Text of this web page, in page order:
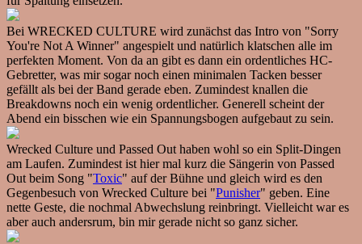
Bei WRECKED CULTURE wird zunächst das Intro von "Sorry
You're Not A Winner" angespielt und natürlich klatschen alle im
perfekten Moment. Von da an gibt es dann ein ordentliches HC-
Gebretter, was mir sogar noch einen minimalen Tacken besser
gefällt als bei der Band gerade eben. Zumindest knallen die
Breakdowns noch ein wenig ordentlicher. Generell scheint der
Abend ein bisschen wie ein Spannungsbogen aufgebaut zu sein.
Wrecked Culture und Passed Out haben wohl so ein Split-Dingen
am Laufen. Zumindest ist hier mal kurz die Sängerin von Passed
Out beim Song "Toxic" auf der Bühne und gleich wird es den
Gegenbesuch von Wrecked Culture bei "Punisher" geben. Eine
nette Geste, die nochmal Abwechslung reinbringt. Vielleicht war es
aber auch andersrum, bin mir gerade nicht so ganz sicher.